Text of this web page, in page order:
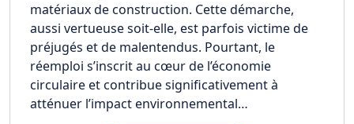
matériaux de construction. Cette démarche,
aussi vertueuse soit-elle, est parfois victime de
préjugés et de malentendus. Pourtant, le
réemploi s’inscrit au cœur de l’économie
circulaire et contribue significativement à
atténuer l’impact environnemental…